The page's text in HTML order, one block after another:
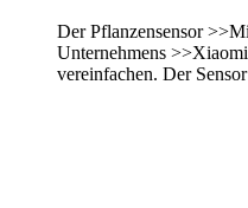
Der Pflanzensensor
Unternehmens
vereinfachen. Der